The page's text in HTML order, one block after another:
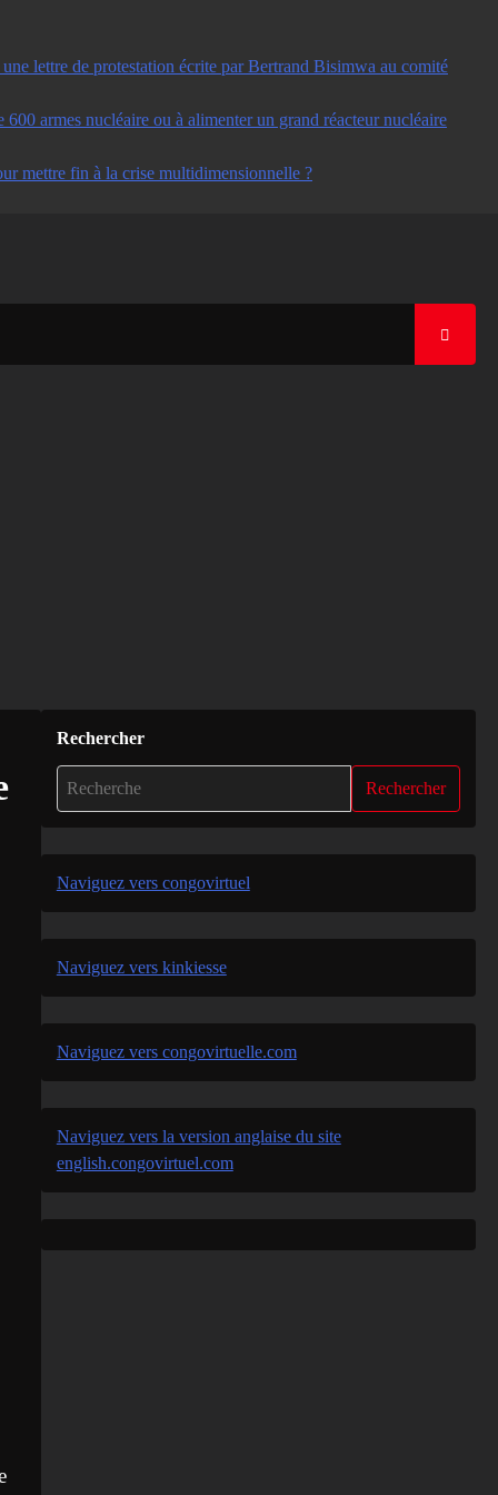
lettre de protestation écrite par Bertrand Bisimwa au comité
armes nucléaire ou à alimenter un grand réacteur nucléaire
mettre fin à la crise multidimensionnelle ?
Rechercher
Rechercher
Naviguez vers congovirtuel
Naviguez vers kinkiesse
Naviguez vers congovirtuelle.com
Naviguez vers la version anglaise du site
english.congovirtuel.com